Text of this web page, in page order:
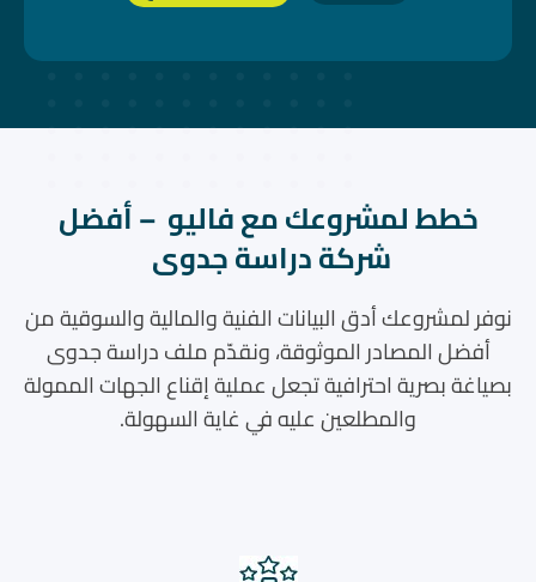
خطط لمشروعك مع فاليو – أفضل
شركة دراسة جدوى
نوفر لمشروعك أدق البيانات الفنية والمالية والسوقية من
أفضل المصادر الموثوقة، ونقدّم ملف دراسة جدوى
بصياغة بصرية احترافية تجعل عملية إقناع الجهات الممولة
والمطلعين عليه في غاية السهولة.